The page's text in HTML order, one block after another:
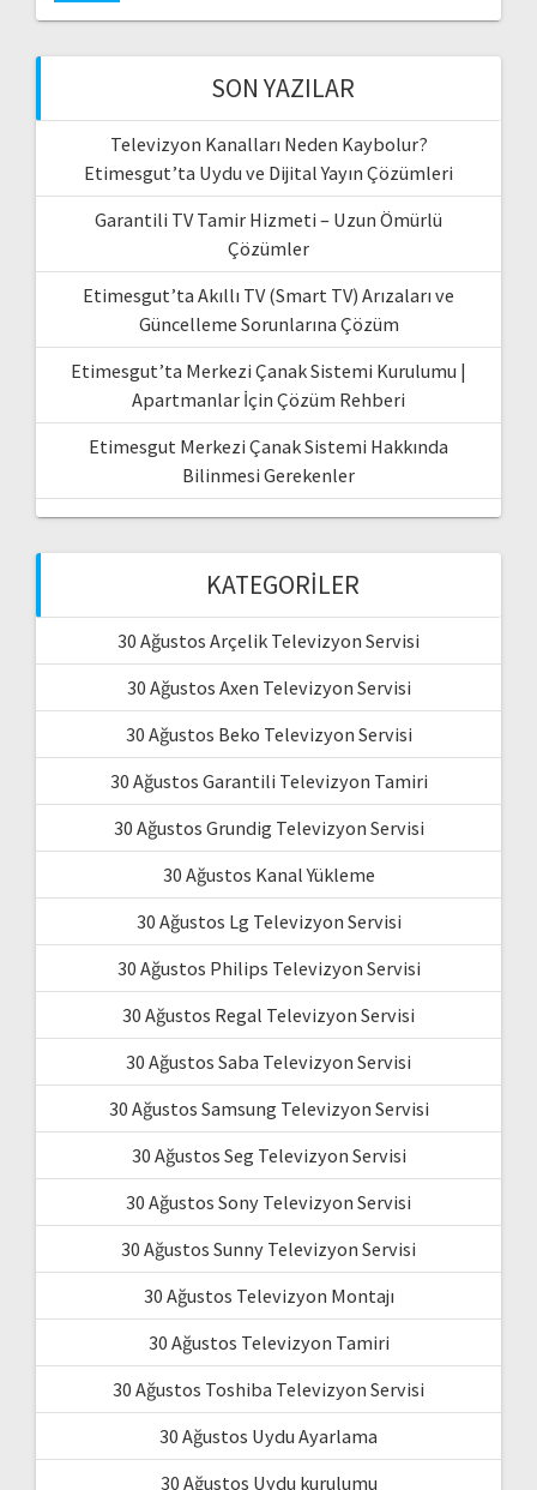
SON YAZILAR
Televizyon Kanalları Neden Kaybolur?
Etimesgut’ta Uydu ve Dijital Yayın Çözümleri
Garantili TV Tamir Hizmeti – Uzun Ömürlü
Çözümler
Etimesgut’ta Akıllı TV (Smart TV) Arızaları ve
Güncelleme Sorunlarına Çözüm
Etimesgut’ta Merkezi Çanak Sistemi Kurulumu |
Apartmanlar İçin Çözüm Rehberi
Etimesgut Merkezi Çanak Sistemi Hakkında
Bilinmesi Gerekenler
KATEGORILER
30 Ağustos Arçelik Televizyon Servisi
30 Ağustos Axen Televizyon Servisi
30 Ağustos Beko Televizyon Servisi
30 Ağustos Garantili Televizyon Tamiri
30 Ağustos Grundig Televizyon Servisi
30 Ağustos Kanal Yükleme
30 Ağustos Lg Televizyon Servisi
30 Ağustos Philips Televizyon Servisi
30 Ağustos Regal Televizyon Servisi
30 Ağustos Saba Televizyon Servisi
30 Ağustos Samsung Televizyon Servisi
30 Ağustos Seg Televizyon Servisi
30 Ağustos Sony Televizyon Servisi
30 Ağustos Sunny Televizyon Servisi
30 Ağustos Televizyon Montajı
30 Ağustos Televizyon Tamiri
30 Ağustos Toshiba Televizyon Servisi
30 Ağustos Uydu Ayarlama
30 Ağustos Uydu kurulumu